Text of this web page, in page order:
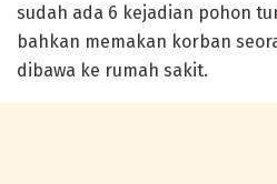
sudah ada 6 kejadian pohon
bahkan memakan korban
dibawa ke rumah sakit.